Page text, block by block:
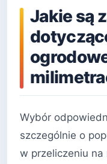
Jakie są
Wybór
szczególnie o
w przeliczeniu na